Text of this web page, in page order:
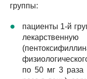
группы:
пациенты 1-й
по 50 мг 3 раза